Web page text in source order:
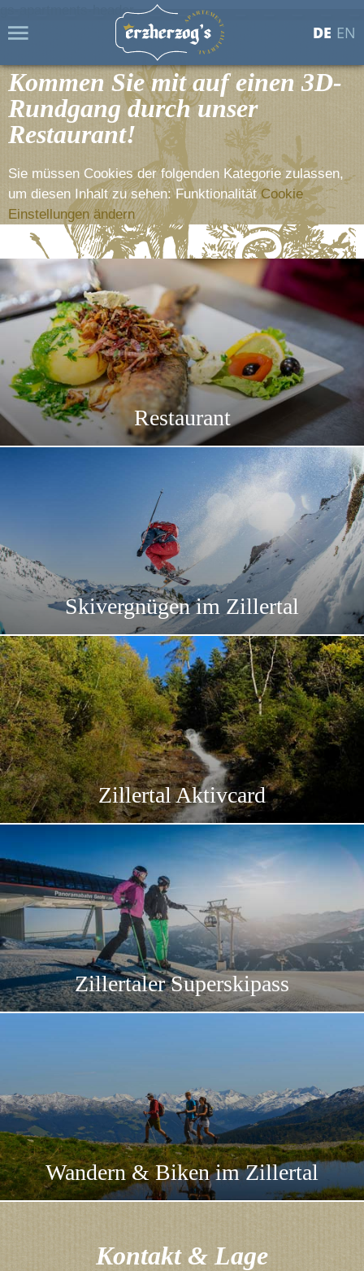
MENÜ DE EN
Kommen Sie mit auf einen 3D-
Rundgang durch unser
Restaurant!
Sie müssen Cookies der folgenden Kategorie zulassen,
um diesen Inhalt zu sehen: FunktionalitätCookie
Einstellungen ändern
Restaurant
Skivergnügen im Zillertal
Zillertal Aktivcard
Zillertaler Superskipass
Wandern & Biken im Zillertal
Kontakt & Lage